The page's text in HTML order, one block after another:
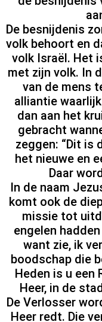
De besnijdenis
volk behoort en
volk Israël. Het
met zijn volk. In
van de mens
alliantie
dan aan het
gebracht
zeggen: “Dit is
het nieuwe en
Daar
In de naam
komt ook de
missie tot
engelen
want zie, ik
boodschap die
Heden is u een
Heer, in de
De Verlosser
Heer redt. Die